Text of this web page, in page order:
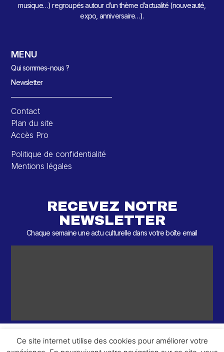
musique…) regroupés autour d’un thème d’actualité (nouveauté,
expo, anniversaire…).
MENU
Qui sommes-nous ?
Newsletter
Contact
Plan du site
Accès Pro
Politique de confidentialité
Mentions légales
RECEVEZ NOTRE
NEWSLETTER
Chaque semaine une actu culturelle dans votre boîte email
Ce site internet utilise des cookies pour améliorer votre